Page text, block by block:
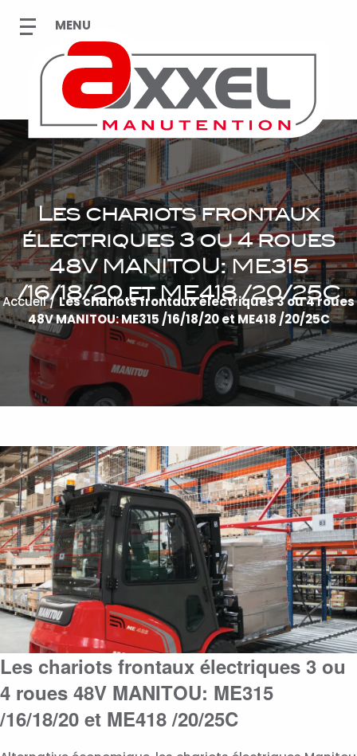
Les chariots frontaux
électriques 3 ou 4 roues
48V MANITOU: ME315
/16/18/20 et ME418 /20/25C
Accueil/ Les chariots frontaux électriques 3 ou 4 roues
48V MANITOU: ME315 /16/18/20 et ME418 /20/25C
Les chariots frontaux électriques 3 ou
4 roues 48V MANITOU: ME315
/16/18/20 et ME418 /20/25C